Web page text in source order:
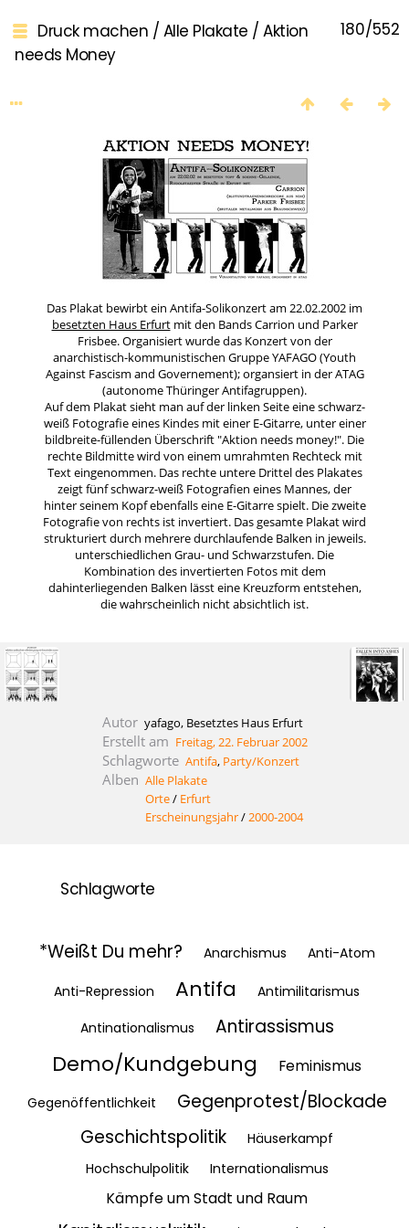
180/552
Druck machen / Alle Plakate / Aktion
needs Money
Das Plakat bewirbt ein Antifa-Solikonzert am 22.02.2002 im
besetzten Haus Erfurtmit den Bands Carrion und Parker
Frisbee. Organisiert wurde das Konzert von der
anarchistisch-kommunistischen Gruppe YAFAGO (Youth
Against Fascism and Governement); organsiert in der ATAG
(autonome Thüringer Antifagruppen).
Auf dem Plakat sieht man auf der linken Seite eine schwarz-
weiß Fotografie eines Kindes mit einer E-Gitarre, unter einer
bildbreite-füllenden Überschrift "Aktion needs money!". Die
rechte Bildmitte wird von einem umrahmten Rechteck mit
Text eingenommen. Das rechte untere Drittel des Plakates
zeigt fünf schwarz-weiß Fotografien eines Mannes, der
hinter seinem Kopf ebenfalls eine E-Gitarre spielt. Die zweite
Fotografie von rechts ist invertiert. Das gesamte Plakat wird
strukturiert durch mehrere durchlaufende Balken in jeweils.
unterschiedlichen Grau- und Schwarzstufen. Die
Kombination des invertierten Fotos mit dem
dahinterliegenden Balken lässt eine Kreuzform entstehen,
die wahrscheinlich nicht absichtlich ist.
Autor yafago, Besetztes Haus Erfurt
Erstellt am Freitag, 22. Februar 2002
Schlagworte Antifa, Party/Konzert
Alben Alle Plakate
Orte/ Erfurt
Erscheinungsjahr/2000-2004
Schlagworte
*Weißt Du mehr? Anarchismus Anti-Atom
Anti-Repression Antifa
Antimilitarismus
Antinationalismus
Antirassismus
Demo/Kundgebung Feminismus
Gegenöffentlichkeit
Gegenprotest/Blockade
Geschichtspolitik
Häuserkampf
Hochschulpolitik
Internationalismus
Kämpfe um Stadt und Raum